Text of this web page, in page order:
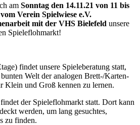
am Sonntag den 14.11.21 von 11 bis
Verein Spielwiese e.V.
mit der VHS Bielefeld unsere
Spieleflohmarkt!
findet unsere Spieleberatung statt,
Welt der analogen Brett-/Karten-
Klein und Groß kennen zu lernen.
der Spieleflohmarkt statt. Dort kann
werden, um lang gesuchtes,
zu finden.